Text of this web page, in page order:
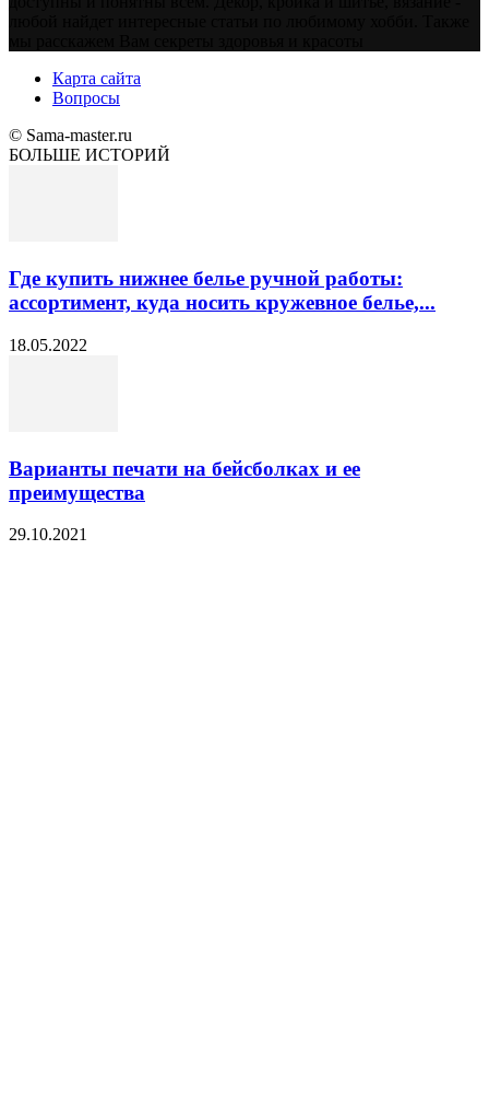
Карта сайта
Вопросы
© Sama-master.ru
БОЛЬШЕ ИСТОРИЙ
Где купить нижнее белье ручной работы:
ассортимент, куда носить кружевное белье,...
18.05.2022
Варианты печати на бейсболках и ее
преимущества
29.10.2021